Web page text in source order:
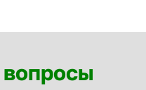
вопросы